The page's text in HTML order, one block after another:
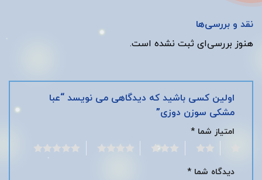
نقد و بررسی‌ها
هنوز بررسی‌ای ثبت نشده است.
اولین کسی باشید که دیدگاهی می نویسد “عبا
مشکی سوزن دوزی”
امتیاز شما *
دیدگاه شما *